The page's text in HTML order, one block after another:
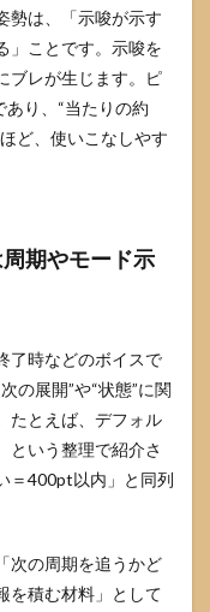
勢は、「示唆が示す
」ことです。示唆を
ブレが生じます。ピ
あり、“当たりの約
ど、使いこなしやす
期やモード示
了時などのボイスで
の展開”や“状態”に関
たとえば、デフォル
という整理で紹介さ
＝400pt以内」と同列
次の周期を追うかど
を積む材料」として